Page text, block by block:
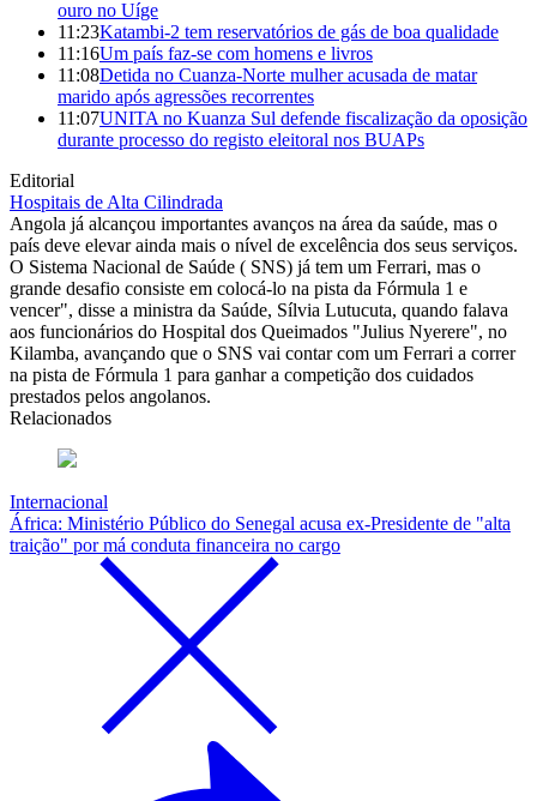
ouro no Uíge
11:23Katambi-2 tem reservatórios de gás de boa qualidade
11:16Um país faz-se com homens e livros
11:08Detida no Cuanza-Norte mulher acusada de matar
marido após agressões recorrentes
11:07UNITA no Kuanza Sul defende fiscalização da oposição
durante processo do registo eleitoral nos BUAPs
Editorial
Hospitais de Alta Cilindrada
Angola já alcançou importantes avanços na área da saúde, mas o
país deve elevar ainda mais o nível de excelência dos seus serviços.
O Sistema Nacional de Saúde ( SNS) já tem um Ferrari, mas o
grande desafio consiste em colocá-lo na pista da Fórmula 1 e
vencer", disse a ministra da Saúde, Sílvia Lutucuta, quando falava
aos funcionários do Hospital dos Queimados "Julius Nyerere", no
Kilamba, avançando que o SNS vai contar com um Ferrari a correr
na pista de Fórmula 1 para ganhar a competição dos cuidados
prestados pelos angolanos.
Relacionados
Internacional
África: Ministério Público do Senegal acusa ex-Presidente de "alta
traição" por má conduta financeira no cargo